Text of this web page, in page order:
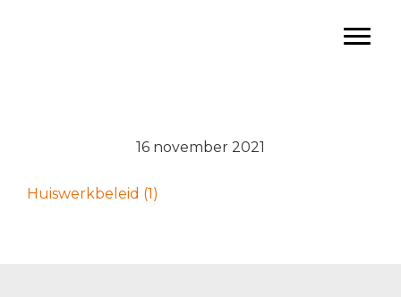
16 november 2021
Huiswerkbeleid (1)